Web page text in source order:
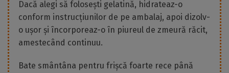
Dacă alegi să folosești gelatină, hidrateaz-o
conform instrucțiunilor de pe ambalaj, apoi dizolv-
o ușor și încorporeaz-o în piureul de zmeură răcit,
amestecând continuu.
Bate smântâna pentru frișcă foarte rece până